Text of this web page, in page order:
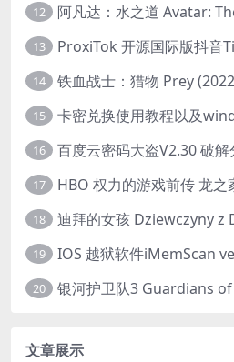
12
13
14 铁血战士：猎物 Prey
15 卡密兑换使用教程以及
16 百度云密码大盗V2.30 破
17
18
19
20
文章展示